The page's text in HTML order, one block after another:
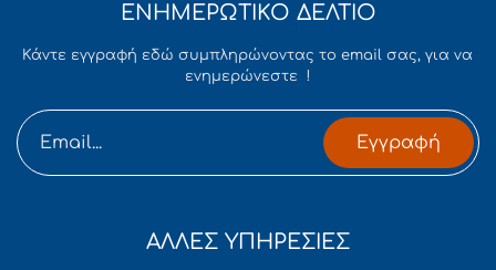
ΕΝΗΜΕΡΩΤΙΚΟ ΔΕΛΤΙΟ
Κάντε εγγραφή εδώ συμπληρώνοντας το email σας, για να
ενημερώνεστε !
Εγγραφή
ΑΛΛΕΣ ΥΠΗΡΕΣΙΕΣ